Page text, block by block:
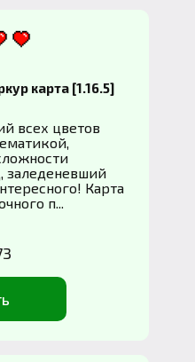
карта [1.16.5]
всех цветов
заледеневший
Карта
п...